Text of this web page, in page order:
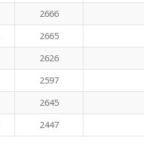
2666
2665
2626
2597
2645
2447